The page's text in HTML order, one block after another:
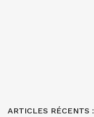
ARTICLES RÉCENTS :